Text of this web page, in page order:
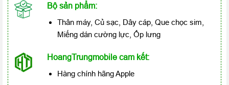
Bộ sản phẩm:
Thân máy, Củ sạc, Dây cáp, Que chọc sim,
Miếng dán cường lực, Ốp lưng
HoangTrungmobile cam kết:
Hàng chính hãng Apple